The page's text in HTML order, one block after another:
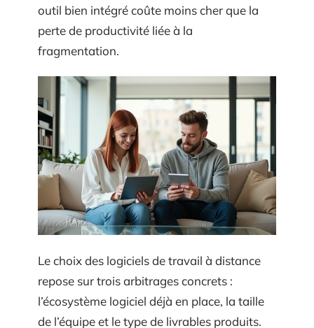
outil bien intégré coûte moins cher que la
perte de productivité liée à la
fragmentation.
Le choix des logiciels de travail à distance
repose sur trois arbitrages concrets :
l’écosystème logiciel déjà en place, la taille
de l’équipe et le type de livrables produits.